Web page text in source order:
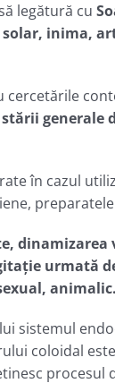
legătură cu
inima,
generale
în cazul
urmată
animalic.
sistemul
coloidal